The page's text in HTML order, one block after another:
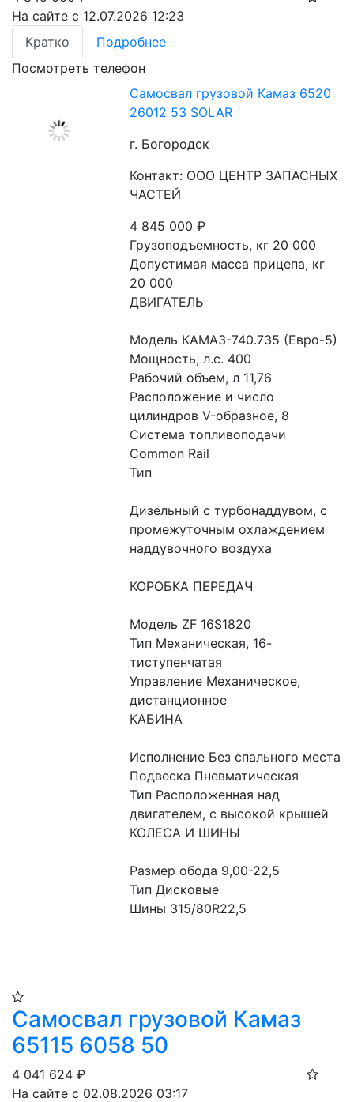
На сайте с 12.07.2026 12:23
Кратко
Подробнее
Посмотреть телефон
Самосвал грузовой Камаз 6520
26012 53 SOLAR
г. Богородск
Контакт: ООО ЦЕНТР ЗАПАСНЫХ
ЧАСТЕЙ
4 845 000₽
Грузоподъемность, кг 20 000
Допустимая масса прицепа, кг
20 000
ДВИГАТЕЛЬ
Модель КАМАЗ-740.735 (Евро-5)
Мощность, л.с. 400
Рабочий объем, л 11,76
Расположение и число
цилиндров V-образное, 8
Система топливоподачи
Common Rail
Тип
Дизельный с турбонаддувом, с
промежуточным охлаждением
наддувочного воздуха
КОРОБКА ПЕРЕДАЧ
Модель ZF 16S1820
Тип Механическая, 16-
тиступенчатая
Управление Механическое,
дистанционное
КАБИНА
Исполнение Без спального места
Подвеска Пневматическая
Тип Расположенная над
двигателем, с высокой крышей
КОЛЕСА И ШИНЫ
Размер обода 9,00-22,5
Тип Дисковые
Шины 315/80R22,5
Самосвал грузовой Камаз
65115 6058 50
4 041 624 ₽
На сайте с 02.08.2026 03:17